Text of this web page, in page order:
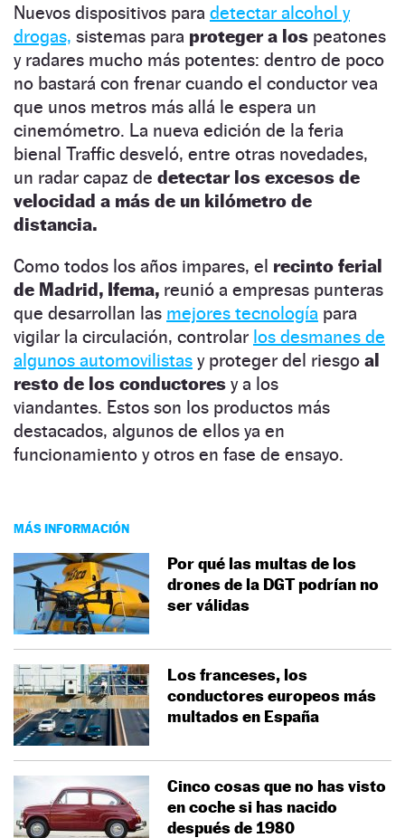
Nuevos dispositivos para detectar alcohol y
drogas, sistemas para proteger a los peatones
y radares mucho más potentes: dentro de poco
no bastará con frenar cuando el conductor vea
que unos metros más allá le espera un
cinemómetro. La nueva edición de la feria
bienal Traffic desveló, entre otras novedades,
un radar capaz de detectar los excesos de
velocidad a más de un kilómetro de
distancia.
Como todos los años impares, el recinto ferial
de Madrid, Ifema, reunió a empresas punteras
que desarrollan las mejores tecnología para
vigilar la circulación, controlar los desmanes de
algunos automovilistas y proteger del riesgo al
resto de los conductores y a los
viandantes. Estos son los productos más
destacados, algunos de ellos ya en
funcionamiento y otros en fase de ensayo.
MÁS INFORMACIÓN
Por qué las multas de los
drones de la DGT podrían no
ser válidas
Los franceses, los
conductores europeos más
multados en España
Cinco cosas que no has visto
en coche si has nacido
después de 1980